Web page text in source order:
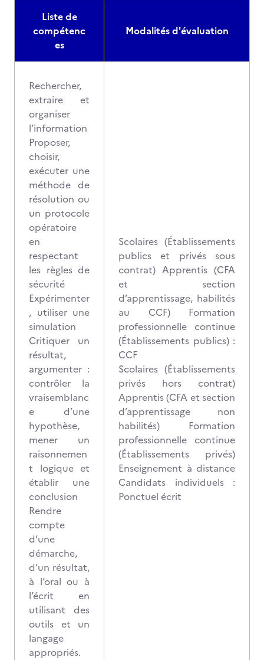
Liste de
compétenc
es
Modalités d'évaluation
Rechercher,
extraire et
organiser
l’information
Proposer,
choisir,
exécuter une
méthode de
résolution ou
un protocole
opératoire
en
respectant
les règles de
sécurité
Expérimenter
, utiliser une
simulation
Critiquer un
résultat,
argumenter :
contrôler la
vraisemblanc
e d’une
hypothèse,
mener un
raisonnemen
t logique et
établir une
conclusion
Rendre
compte
d’une
démarche,
d’un résultat,
à l’oral ou à
l’écrit en
utilisant des
outils et un
langage
appropriés.
Scolaires (Établissements
publics et privés sous
contrat) Apprentis (CFA
et section
d’apprentissage, habilités
au CCF) Formation
professionnelle continue
(Établissements publics) :
CCF
Scolaires (Établissements
privés hors contrat)
Apprentis (CFA et section
d’apprentissage non
habilités) Formation
professionnelle continue
(Établissements privés)
Enseignement à distance
Candidats individuels :
Ponctuel écrit